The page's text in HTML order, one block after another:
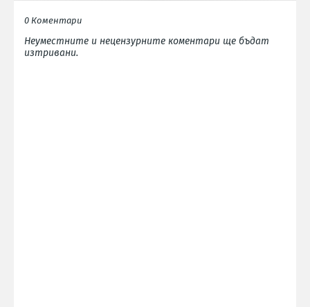
0 Коментари
Неуместните и нецензурните коментари ще бъдат
изтривани.